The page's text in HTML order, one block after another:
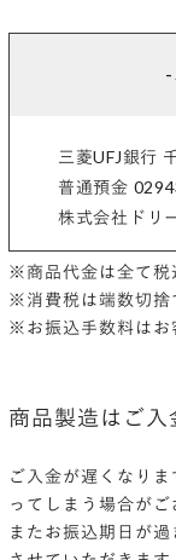
三菱UFJ銀行
普通預金
株式会社ドリ
※商品代金は全て税
※消費税は端数切捨
※お振込手数料はお
商品製造はご入
ご入金が遅くなり
ってしまう場合がご
またお振込期日が